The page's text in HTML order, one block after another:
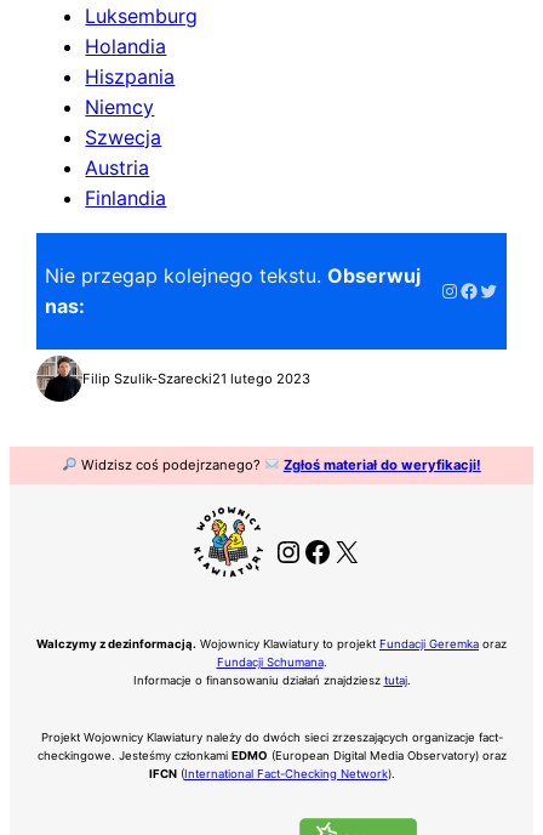
Luksemburg
Holandia
Hiszpania
Niemcy
Szwecja
Austria
Finlandia
Nie przegap kolejnego tekstu.Obserwuj
nas:
Instagram
Twitter
Filip Szulik-Szarecki21 lutego 2023
Widzisz coś podejrzanego? Zgłoś materiał do weryfikacji!
Instagram
Facebook
X
Walczymy z dezinformacją. Wojownicy Klawiatury to projekt Fundacji Geremka oraz
Fundacji Schumana.
Informacje o finansowaniu działań znajdziesz tutaj.
Projekt Wojownicy Klawiatury należy do dwóch sieci zrzeszających organizacje fact-
checkingowe. Jesteśmy członkami EDMO (European Digital Media Observatory) oraz
IFCN(International Fact-Checking Network).